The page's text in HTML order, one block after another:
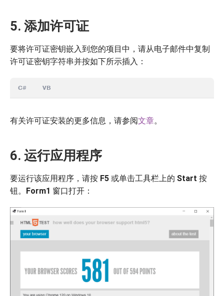
5. 添加许可证
要将许可证密钥嵌入到您的项目中，请从电子邮件中复制
许可证密钥字符串并按如下所示插入：
C# VB
有关许可证安装的更多信息，请参阅文章。
6. 运行应用程序
要运行该应用程序，请按 F5 或单击工具栏上的 Start 按
钮。 Form1 窗口打开：